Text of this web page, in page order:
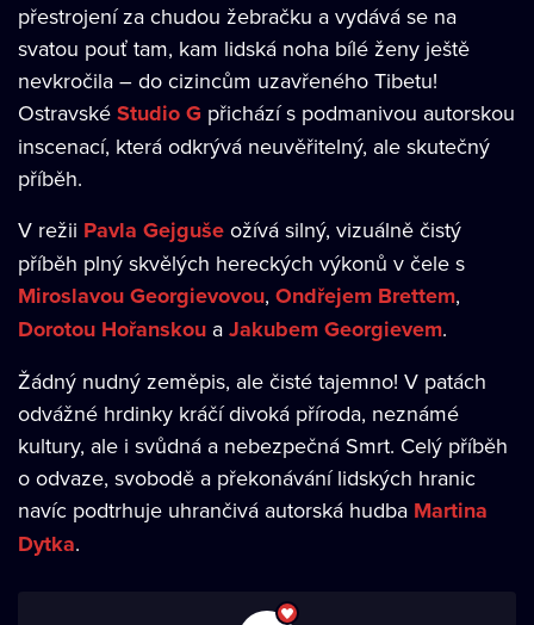
přestrojení za chudou žebračku a vydává se na
svatou pouť tam, kam lidská noha bílé ženy ještě
nevkročila – do cizincům uzavřeného Tibetu!
Ostravské Studio G přichází s podmanivou autorskou
inscenací, která odkrývá neuvěřitelný, ale skutečný
příběh.
V režii Pavla Gejguše ožívá silný, vizuálně čistý
příběh plný skvělých hereckých výkonů v čele s
Miroslavou Georgievovou, Ondřejem Brettem,
Dorotou Hořanskou a Jakubem Georgievem.
Žádný nudný zeměpis, ale čisté tajemno! V patách
odvážné hrdinky kráčí divoká příroda, neznámé
kultury, ale i svůdná a nebezpečná Smrt. Celý příběh
o odvaze, svobodě a překonávání lidských hranic
navíc podtrhuje uhrančivá autorská hudba Martina
Dytka.